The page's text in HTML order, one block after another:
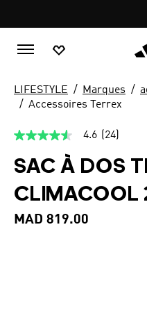
LIFESTYLE Marques
Accessoires Terrex
4.6
sur
5,
valeur
de
note
4.6 (24)
SAC À DOS
CLIMACOOL
MAD 819.00